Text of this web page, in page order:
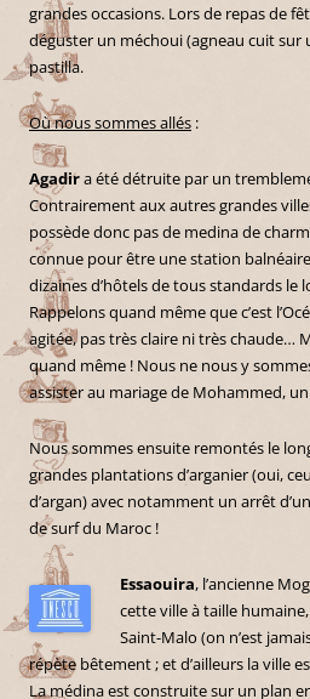
grandes occasions. Lors de repas de
déguster un méchoui (agneau cuit sur
pastilla.
Où nous sommes allés :
Agadira été détruite par un
Contrairement aux autres grandes
possède donc pas de medina de
connue pour être une station
dizaines d’hôtels de tous standards le
Rappelons quand même que c’est
agitée, pas très claire ni très chaude…
quand même ! Nous ne nous y
assister au mariage de Mohammed,
Nous sommes ensuite remontés le
grandes plantations d’arganier (oui,
d’argan) avec notamment un arrêt
de surf du Maroc !
Essaouira, l’ancienne
cette ville à taille
Saint-Malo (on n’est
répète bêtement ; et d’ailleurs la ville
La médina est construite sur un plan